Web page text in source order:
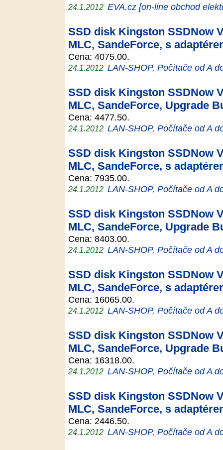
24.1.2012 EVA.cz [on-line obchod
SSD disk Kingston SSDNow
MLC, SandeForce, s
Cena: 4075.00.
24.1.2012 LAN-SHOP, Počítače od A
SSD disk Kingston SSDNow
MLC, SandeForce, Upgrade
Cena: 4477.50.
24.1.2012 LAN-SHOP, Počítače od A
SSD disk Kingston SSDNow
MLC, SandeForce, s
Cena: 7935.00.
24.1.2012 LAN-SHOP, Počítače od A
SSD disk Kingston SSDNow
MLC, SandeForce, Upgrade
Cena: 8403.00.
24.1.2012 LAN-SHOP, Počítače od A
SSD disk Kingston SSDNow
MLC, SandeForce, s
Cena: 16065.00.
24.1.2012 LAN-SHOP, Počítače od A
SSD disk Kingston SSDNow
MLC, SandeForce, Upgrade
Cena: 16318.00.
24.1.2012 LAN-SHOP, Počítače od A
SSD disk Kingston SSDNow
MLC, SandeForce, s
Cena: 2446.50.
24.1.2012 LAN-SHOP, Počítače od A